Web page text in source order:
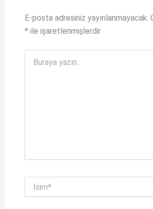
p
k
E-posta adresiniz yayınlanmayacak.
*ile işaretlenmişlerdir
yazın..
İsim*